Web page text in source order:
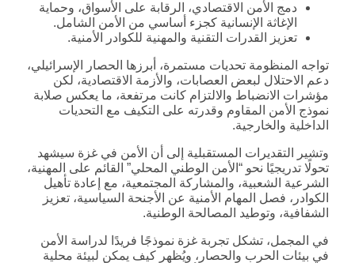
دمج الأمن الاقتصادي، الرقابة على الأسواق، وحماية
الإغاثة الإنسانية كجزء أساسي من الأمن الشامل.
تعزيز القدرات التقنية والمهنية للكوادر الأمنية.
تواجه المنظومة تحديات مستمرة، أبرزها الحصار الإسرائيلي،
دعم الاحتلال لبعض العصابات، والأزمة الاقتصادية، لكن
مؤشرات الانضباط والالتزام كانت مرتفعة، ما يعكس صلابة
نموذج الأمن المقاوم وقدرته على التكيف مع التحديات
الداخلية والخارجية.
وتشير التقديرات المستقبلية إلى أن الأمن في غزة سيشهد
تحولًا تدريجيًا نحو “الأمن الوطني المحلي” القائم على المهنية،
الشرعية الشعبية، والمشاركة المجتمعية، مع إعادة تأهيل
الكوادر، فصل المهام الأمنية عن الأجنحة السياسية، تعزيز
الشفافية، وتوطيد المصالحة الوطنية.
في المجمل، تشكل تجربة غزة نموذجًا فريدًا لدراسة الأمن
في بيئات الحرب والحصار، ويُظهر كيف يمكن لبيئة محلية